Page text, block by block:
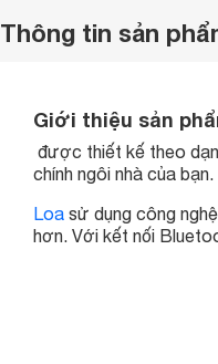
Thông tin sản
Giới thiệu sản
được thiết kế theo
chính ngôi nhà của bạn.
Loa sử dụng công
hơn. Với kết nối